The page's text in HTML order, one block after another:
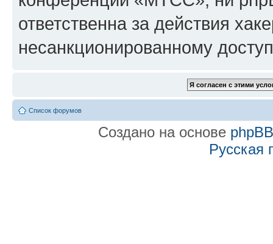
ответственна за действия
несанкционированному
Список форумов
Создано на основе phpBB
Русская